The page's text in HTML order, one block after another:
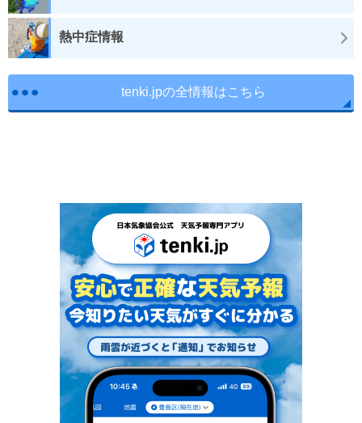
熱中症情報
tenki.jpの全情報はこちら